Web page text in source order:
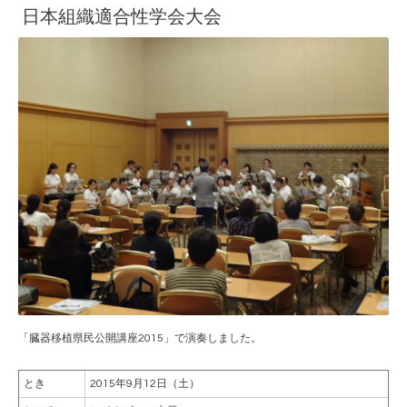
日本組織適合性学会大会
「臓器移植県民公開講座2015」で演奏しました。
とき 2015年9月12日（土）